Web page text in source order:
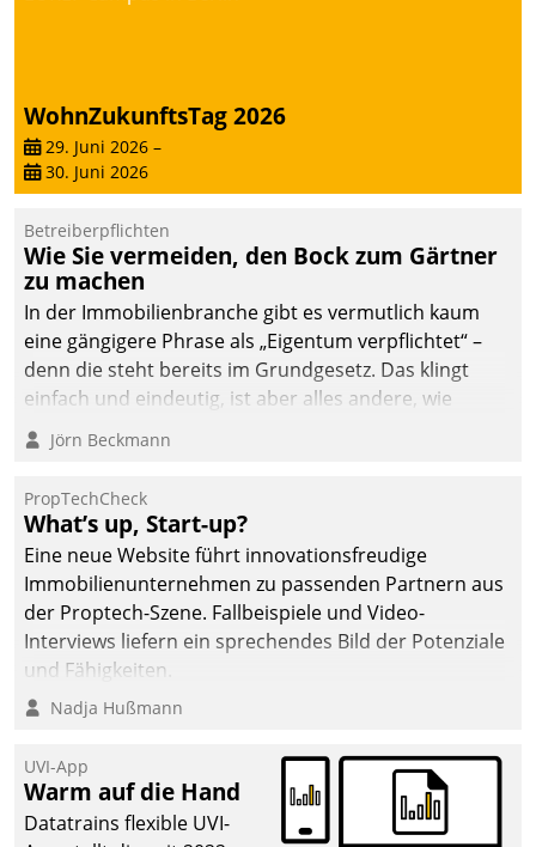
WohnZukunftsTag 2026
29. Juni 2026 –
30. Juni 2026
Betreiberpflichten
Wie Sie vermeiden, den Bock zum Gärtner
zu machen
In der Immobilienbranche gibt es vermutlich kaum
eine gängigere Phrase als „Eigentum verpflichtet“ –
denn die steht bereits im Grundgesetz. Das klingt
einfach und eindeutig, ist aber alles andere, wie
Branchenbeschäftigte wissen. Denn mit der
Verantwortung folgen Verpflichtungen.
Jörn Beckmann
PropTechCheck
What’s up, Start-up?
Eine neue Website führt innovationsfreudige
Immobilienunternehmen zu passenden Partnern aus
der Proptech-Szene. Fallbeispiele und Video-
Interviews liefern ein sprechendes Bild der Potenziale
und Fähigkeiten.
Nadja Hußmann
UVI-App
Warm auf die Hand
Datatrains flexible UVI-